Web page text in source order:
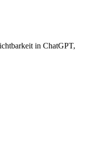
in ChatGPT,